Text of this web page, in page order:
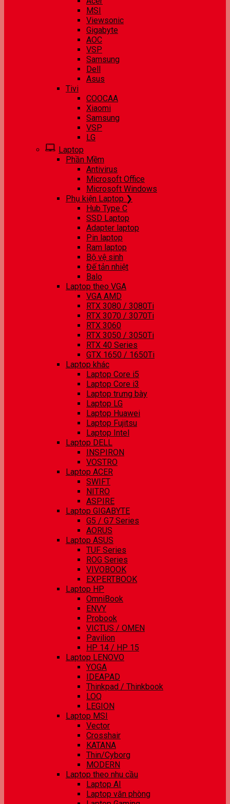
MSI
Viewsonic
Gigabyte
AOC
VSP
Samsung
Dell
Asus
Tivi
COOCAA
Xiaomi
Samsung
VSP
LG
Laptop
Phần Mềm
Antivirus
Microsoft Office
Microsoft Windows
Phụ kiện Laptop ❯
Hub Type C
SSD Laptop
Adapter laptop
Pin laptop
Ram laptop
Bộ vệ sinh
Đế tản nhiệt
Balo
Laptop theo VGA
VGA AMD
RTX 3080 / 3080Ti
RTX 3070 / 3070Ti
RTX 3060
RTX 3050 / 3050Ti
RTX 40 Series
GTX 1650 / 1650Ti
Laptop khác
Laptop Core i5
Laptop Core i3
Laptop trưng bày
Laptop LG
Laptop Huawei
Laptop Fujitsu
Laptop Intel
Laptop DELL
INSPIRON
VOSTRO
Laptop ACER
SWIFT
NITRO
ASPIRE
Laptop GIGABYTE
G5 / G7 Series
AORUS
Laptop ASUS
TUF Series
ROG Series
VIVOBOOK
EXPERTBOOK
Laptop HP
OmniBook
ENVY
Probook
VICTUS / OMEN
Pavilion
HP 14 / HP 15
Laptop LENOVO
YOGA
IDEAPAD
Thinkpad / Thinkbook
LOQ
LEGION
Laptop MSI
Vector
Crosshair
KATANA
Thin/Cyborg
MODERN
Laptop theo nhu cầu
Laptop AI
Laptop văn phòng